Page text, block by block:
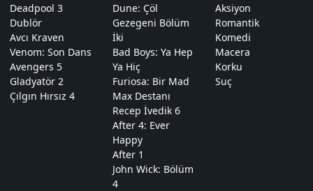
Deadpool 3
Dublör
Avcı Kraven
Venom: Son Dans
Avengers 5
Gladyatör 2
Çılgın Hırsız 4
Dune: Çöl
Gezegeni Bölüm
İki
Bad Boys: Ya Hep
Ya Hiç
Furiosa: Bir Mad
Max Destanı
Recep İvedik 6
After 4: Ever
Happy
After 1
John Wick: Bölüm
4
Aksiyon
Romantik
Komedi
Macera
Korku
Suç